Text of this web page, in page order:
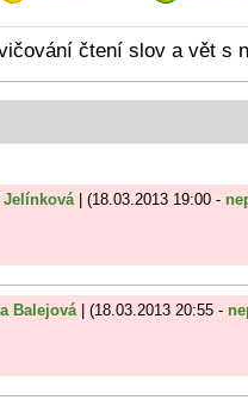
čtení slov a vět s
Jelínková| (18.03.2013 19:00 -
Balejová| (18.03.2013 20:55 -